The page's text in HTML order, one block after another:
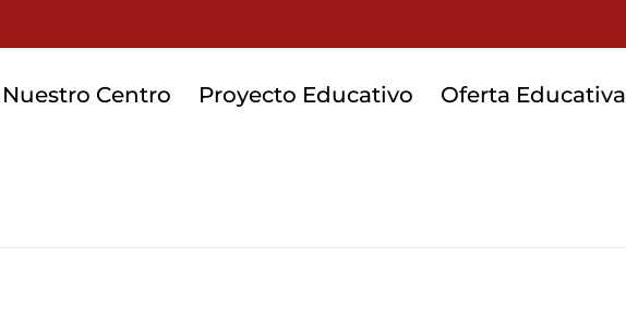
Nuestro Centro Proyecto Educativo Oferta Educativa